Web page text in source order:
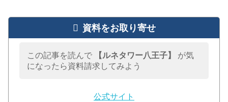
資料をお取り寄せ
この記事を読んで 【ルネタワー八王子】
が気
になったら資料請求してみよう
公式サイト